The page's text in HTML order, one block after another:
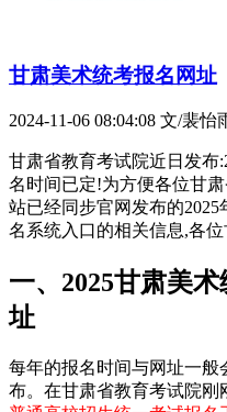
甘肃美术统考报名网址
2024-11-06 08:04:08 文/裴怡
甘肃省教育考试院近日发布
名时间已定!为方便各位甘
站已经同步官网发布的
名系统入口的相关信息,各
一、2025甘肃美
址
每年的报名时间与网址一
布。在甘肃省教育考试院刚